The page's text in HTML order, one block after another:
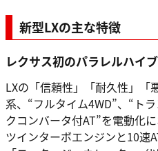
新型LXの主な特徴
レクサス初のパラレルハイ
LXの「信頼性」「耐久性」「
系、“フルタイム4WD”、“ト
クコンバータ付AT”を電動化
ツインターボエンジンと10速